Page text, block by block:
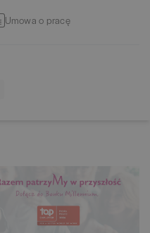
Umowa o pracę